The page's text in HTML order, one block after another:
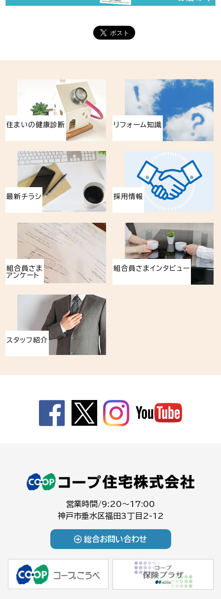
住まいの健康診断 リフォーム知識
最新チラシ 採用情報
組合員さま
アンケート
組合員さまインタビュー
スタッフ紹介
営業時間/9:20～17:00
神戸市垂水区福田3丁目2-12
総合お問い合わせ